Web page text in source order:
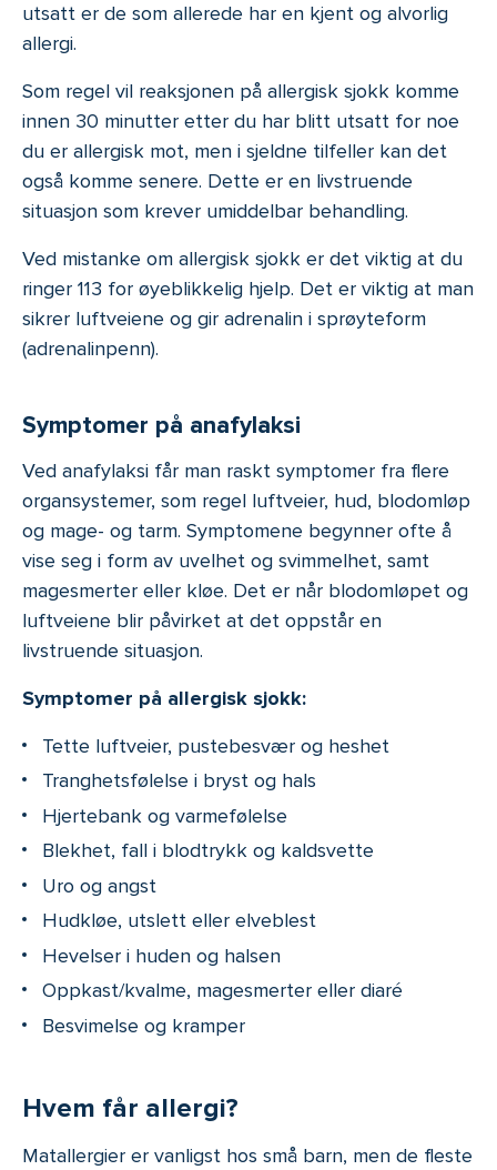
utsatt er de som allerede har en kjent og alvorlig
allergi.
Som regel vil reaksjonen på allergisk sjokk komme
innen 30 minutter etter du har blitt utsatt for noe
du er allergisk mot, men i sjeldne tilfeller kan det
også komme senere. Dette er en livstruende
situasjon som krever umiddelbar behandling.
Ved mistanke om allergisk sjokk er det viktig at du
ringer 113 for øyeblikkelig hjelp. Det er viktig at man
sikrer luftveiene og gir adrenalin i sprøyteform
(adrenalinpenn).
Symptomer på anafylaksi
Ved anafylaksi får man raskt symptomer fra flere
organsystemer, som regel luftveier, hud, blodomløp
og mage- og tarm. Symptomene begynner ofte å
vise seg i form av uvelhet og svimmelhet, samt
magesmerter eller kløe. Det er når blodomløpet og
luftveiene blir påvirket at det oppstår en
livstruende situasjon.
Symptomer på allergisk sjokk:
Tette luftveier, pustebesvær og heshet
Tranghetsfølelse i bryst og hals
Hjertebank og varmefølelse
Blekhet, fall i blodtrykk og kaldsvette
Uro og angst
Hudkløe, utslett eller elveblest
Hevelser i huden og halsen
Oppkast/kvalme, magesmerter eller diaré
Besvimelse og kramper
Hvem får allergi?
Matallergier er vanligst hos små barn, men de fleste